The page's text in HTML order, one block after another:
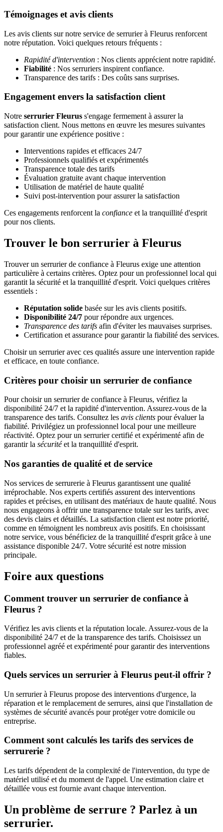
Témoignages et avis clients
Les avis clients sur notre service de serrurier à Fleurus renforcent
notre réputation. Voici quelques retours fréquents :
Rapidité d'intervention : Nos clients apprécient notre rapidité.
Fiabilité : Nos serruriers inspirent confiance.
Transparence des tarifs : Des coûts sans surprises.
Engagement envers la satisfaction client
Notre serrurier Fleurus s'engage fermement à assurer la
satisfaction client. Nous mettons en œuvre les mesures suivantes
pour garantir une expérience positive :
Interventions rapides et efficaces 24/7
Professionnels qualifiés et expérimentés
Transparence totale des tarifs
Évaluation gratuite avant chaque intervention
Utilisation de matériel de haute qualité
Suivi post-intervention pour assurer la satisfaction
Ces engagements renforcent la confiance et la tranquillité d'esprit
pour nos clients.
Trouver le bon serrurier à Fleurus
Trouver un serrurier de confiance à Fleurus exige une attention
particulière à certains critères. Optez pour un professionnel local qui
garantit la sécurité et la tranquillité d'esprit. Voici quelques critères
essentiels :
Réputation solide basée sur les avis clients positifs.
Disponibilité 24/7 pour répondre aux urgences.
Transparence des tarifs afin d'éviter les mauvaises surprises.
Certification et assurance pour garantir la fiabilité des services.
Choisir un serrurier avec ces qualités assure une intervention rapide
et efficace, en toute confiance.
Critères pour choisir un serrurier de confiance
Pour choisir un serrurier de confiance à Fleurus, vérifiez la
disponibilité 24/7 et la rapidité d'intervention. Assurez-vous de la
transparence des tarifs. Consultez les avis clients pour évaluer la
fiabilité. Privilégiez un professionnel local pour une meilleure
réactivité. Optez pour un serrurier certifié et expérimenté afin de
garantir la sécuritéet la tranquillité d'esprit.
Nos garanties de qualité et de service
Nos services de serrurerie à Fleurus garantissent une qualité
irréprochable. Nos experts certifiés assurent des interventions
rapides et précises, en utilisant des matériaux de haute qualité. Nous
nous engageons à offrir une transparence totale sur les tarifs, avec
des devis clairs et détaillés. La satisfaction client est notre priorité,
comme en témoignent les nombreux avis positifs. En choisissant
notre service, vous bénéficiez de la tranquillité d'esprit grâce à une
assistance disponible 24/7. Votre sécurité est notre mission
principale.
Foire aux questions
Comment trouver un serrurier de confiance à
Fleurus ?
Vérifiez les avis clients et la réputation locale. Assurez-vous de la
disponibilité 24/7 et de la transparence des tarifs. Choisissez un
professionnel agréé et expérimenté pour garantir des interventions
fiables.
Quels services un serrurier à Fleurus peut-il offrir ?
Un serrurier à Fleurus propose des interventions d'urgence, la
réparation et le remplacement de serrures, ainsi que l'installation de
systèmes de sécurité avancés pour protéger votre domicile ou
entreprise.
Comment sont calculés les tarifs des services de
serrurerie ?
Les tarifs dépendent de la complexité de l'intervention, du type de
matériel utilisé et du moment de l'appel. Une estimation claire et
détaillée vous est fournie avant chaque intervention.
Un problème de serrure ? Parlez à un
serrurier.